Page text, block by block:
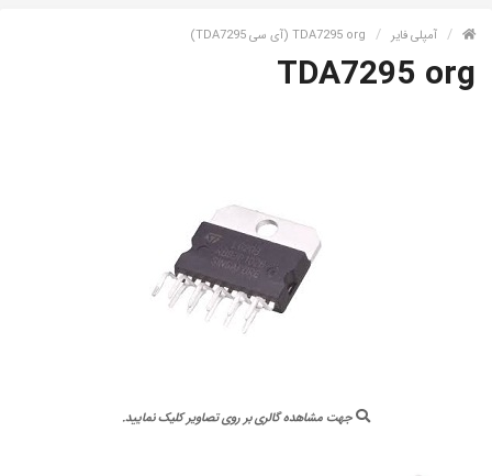
آمپلی فایر TDA7295 org (آی سی TDA7295)
TDA7295 org
جهت مشاهده گالری بر روی تصاویر کلیک نمایید.